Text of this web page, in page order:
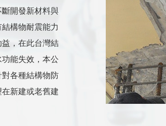
開發新材料與
構物耐震能力
，在此台灣結
能失效，本公
各種結構物防
新建或老舊建